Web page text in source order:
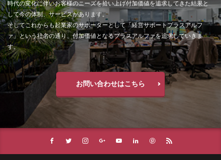
時代の変化に伴いお客様のニーズを拾い上げ付加価値を追求してきた結果と
して今の体制、サービスがあります。
そしてこれからも起業家のサポーターとして「経営サポートプラスアルフ
ァ」という社名の通り、付加価値となるプラスアルファを追求していきま
す。
お問い合わせはこちら